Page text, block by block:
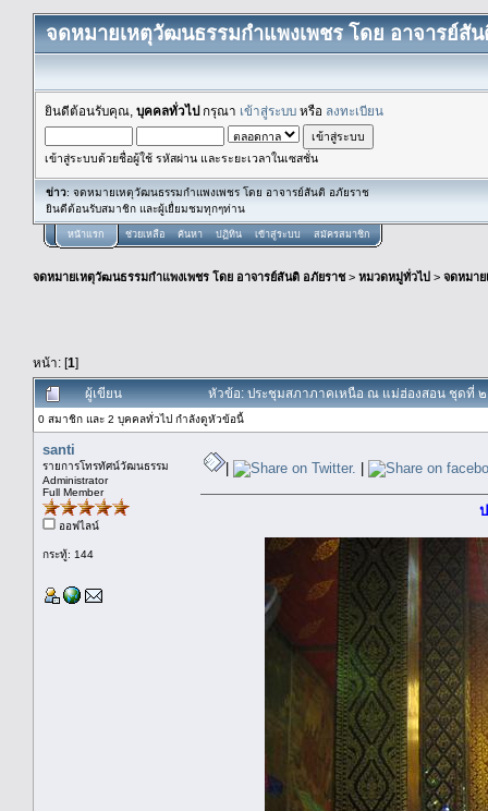
จดหมายเหตุวัฒนธรรมกำแพงเพชร โดย อาจารย์สั
ยินดีต้อนรับคุณ, บุคคลทั่วไปกรุณา เข้าสู่ระบบ หรือ ลงทะเบียน
เข้าสู่ระบบด้วยชื่อผู้ใช้ รหัสผ่าน และระยะเวลาในเซสชั่น
ข่าว: จดหมายเหตุวัฒนธรรมกำแพงเพชร โดย อาจารย์สันติ อภัยราช
ยินดีต้อนรับสมาชิก และผู้เยื่ยมชมทุกๆท่าน
หน้าแรก ช่วยเหลือ ค้นหา ปฏิทิน เข้าสู่ระบบ สมัครสมาชิก
จดหมายเหตุวัฒนธรรมกำแพงเพชร โดย อาจารย์สันติ อภัยราช> หมวดหมู่ทั่วไป > จดหมา
หน้า: [1]
ผู้เขียน หัวข้อ: ประชุมสภาภาคเหนือ ณ แม่ฮ่องสอน ชุดที่
0 สมาชิก และ 2 บุคคลทั่วไป กำลังดูหัวข้อนี้
santi
รายการโทรทัศน์วัฒนธรรม
Administrator
Full Member
ออฟไลน์
กระทู้: 144
| |